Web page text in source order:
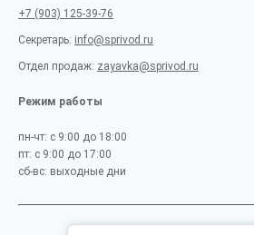
+7 (903) 125-39-76
Секретарь: info@sprivod.ru
Отдел продаж: zayavka@sprivod.ru
Режим работы
пн-чт: с 9:00 до 18:00
пт: с 9:00 до 17:00
сб-вс: выходные дни